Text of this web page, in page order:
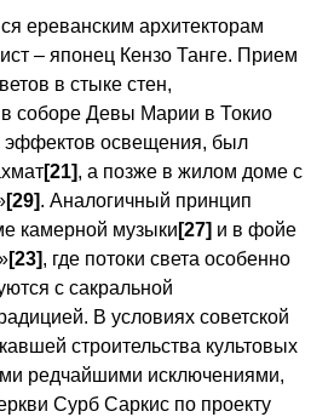
ереванским архитекторам
– японец Кензо Танге. Прием
в стыке стен,
соборе Девы Марии в Токио
эффектов освещения, был
[21], а позже в жилом доме с
[29]. Аналогичный принцип
камерной музыки [27] и в фойе
[23], где потоки света особенно
с сакральной
В условиях советской
строительства культовых
редчайшими исключениями,
Сурб Саркис по проекту